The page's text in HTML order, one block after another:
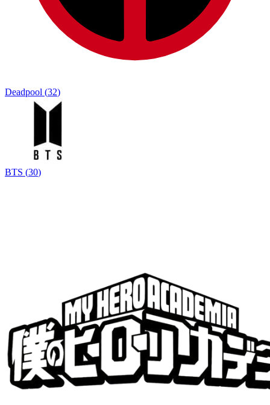
Deadpool (32)
BTS (30)